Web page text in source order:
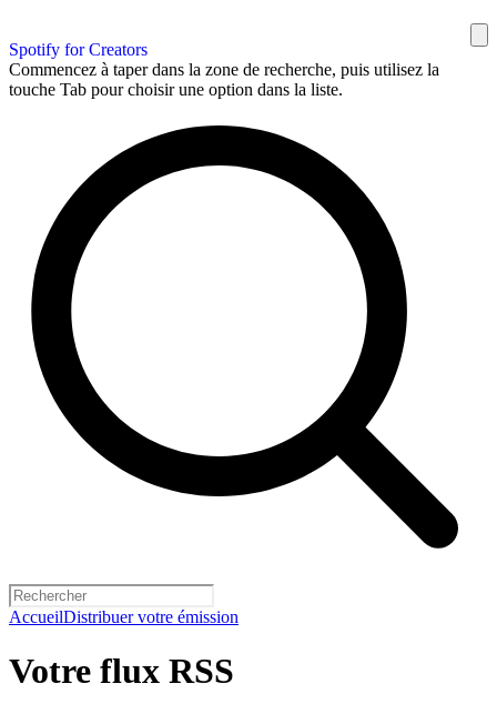
Spotify for Creators
Commencez à taper dans la zone de recherche, puis utilisez la
touche Tab pour choisir une option dans la liste.
AccueilDistribuer votre émission
Votre flux RSS